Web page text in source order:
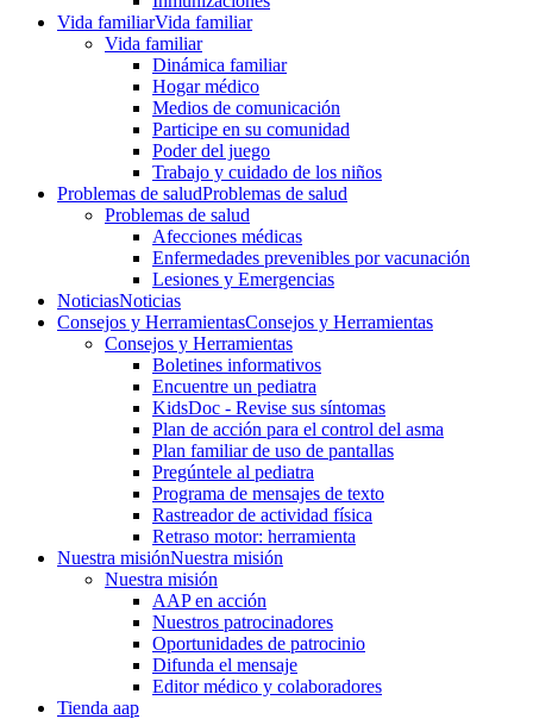
Vida familiarVida familiar
Vida familiar
Dinámica familiar
Hogar médico
Medios de comunicación
Participe en su comunidad
Poder del juego
Trabajo y cuidado de los niños
Problemas de saludProblemas de salud
Problemas de salud
Afecciones médicas
Enfermedades prevenibles por vacunación
Lesiones y Emergencias
NoticiasNoticias
Consejos y HerramientasConsejos y Herramientas
Consejos y Herramientas
Boletines informativos
Encuentre un pediatra
KidsDoc - Revise sus síntomas
Plan de acción para el control del asma
Plan familiar de uso de pantallas
Pregúntele al pediatra
Programa de mensajes de texto
Rastre​​ador de activida​d física
Retraso motor: herramienta
Nuestra misiónNuestra misión
Nuestra misión
AAP en acción
Nuestros patrocinadores
Oportunidades de patrocinio
Difunda el mensaje
Editor médico y colaboradores
Tienda aap